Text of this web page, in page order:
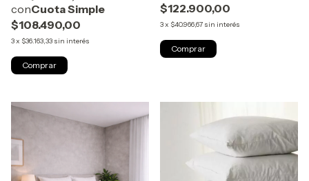
$108.490,00
3x $36.163,33 sin interés
Comprar
$122.900,00
3x $40.966,67 sin interés